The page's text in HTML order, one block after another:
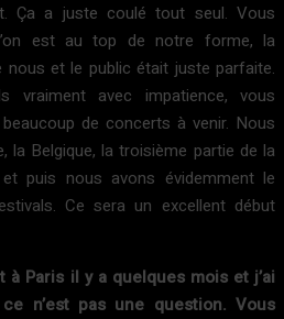
Ça a juste coulé tout seul. Vous
est au top de notre forme, la
nous et le public était juste parfaite.
vraiment avec impatience, vous
de concerts à venir. Nous
la Belgique, la troisième partie de la
puis nous avons évidemment le
Ce sera un excellent début
à Paris il y a quelques mois et j’ai
n’est pas une question. Vous